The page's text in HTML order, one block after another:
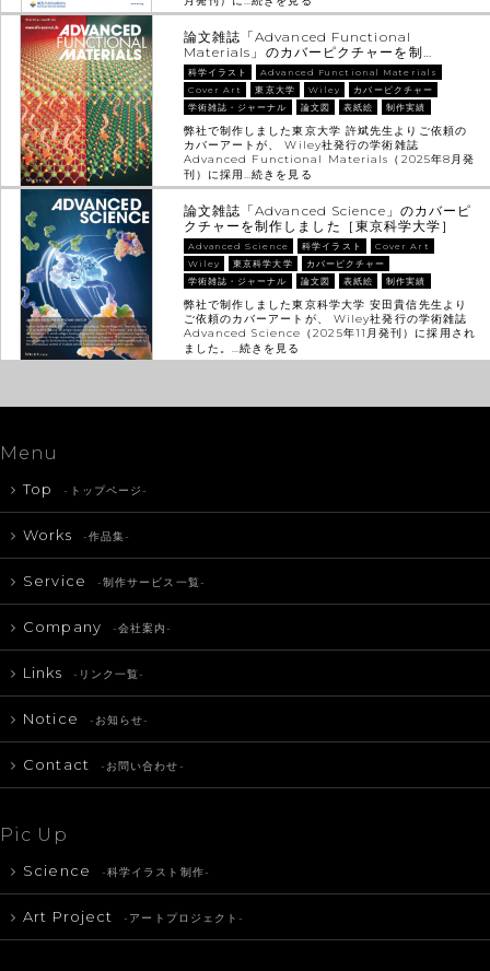
論文雑誌「Advanced Functional
Materials」のカバーピクチャーを制…
科学イラスト
Advanced Functional Materials
Cover Art
東京大学 Wiley
カバーピクチャー
学術雑誌・ジャーナル
論文図 表紙絵 制作実績
弊社で制作しました東京大学 許斌先生よりご依頼の
カバーアートが、 Wiley社発行の学術雑誌
Advanced Functional Materials（2025年8月発
刊）に採用…続きを見る
論文雑誌「Advanced Science」のカバーピ
クチャーを制作しました［東京科学大学］
Advanced Science 科学イラスト
Cover Art
Wiley
東京科学大学
カバーピクチャー
学術雑誌・ジャーナル
論文図 表紙絵 制作実績
弊社で制作しました東京科学大学 安田貴信先生より
ご依頼のカバーアートが、 Wiley社発行の学術雑誌
Advanced Science（2025年11月発刊）に採用され
ました。…続きを見る
Menu
Top -トップページ-
Works -作品集-
Service -制作サービス一覧-
Company -会社案内-
Links -リンク一覧-
Notice -お知らせ-
Contact -お問い合わせ-
Pic Up
Science -科学イラスト制作-
Art Project -アートプロジェクト-